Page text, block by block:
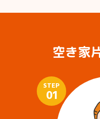
空き家
STEP
01